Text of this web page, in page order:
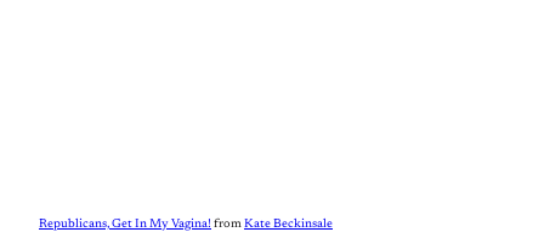
Republicans, Get In My Vagina! from Kate Beckinsale